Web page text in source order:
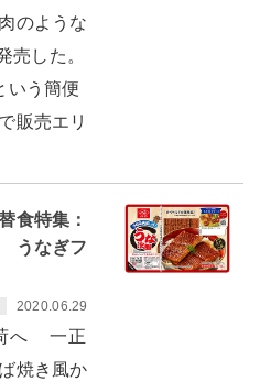
のような
売した。
いう簡便
販売エリ
食特集：
うなぎフ
2020.06.29
へ 一正
焼き風か